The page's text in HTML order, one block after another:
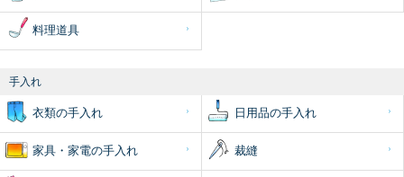
料理道具
手入れ
衣類の手入れ 日用品の手入れ
家具・家電の手入れ 裁縫